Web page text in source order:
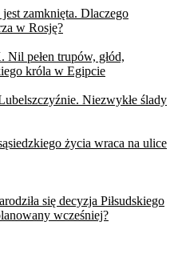
zamknięta. Dlaczego
w Rosję?
pełen trupów, głód,
króla w Egipcie
Niezwykłe ślady
życia wraca na ulice
się decyzja Piłsudskiego
wcześniej?